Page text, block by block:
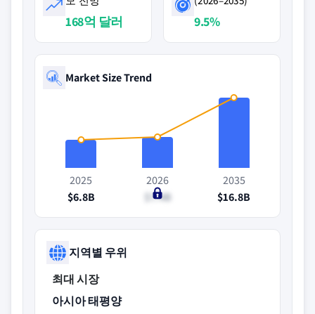
168억 달러 9.5%
Market Size Trend
2025
$6.8B
2026
$7.4B
2035
$16.8B
지역별 우위
최대 시장
아시아 태평양